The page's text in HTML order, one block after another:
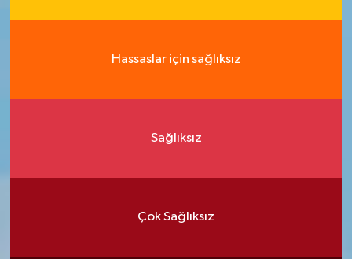
Hassaslar için sağlıksız
Sağlıksız
Çok Sağlıksız